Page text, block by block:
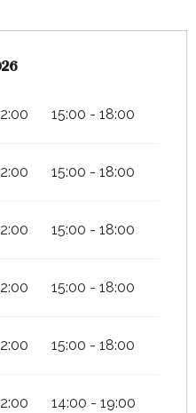
2026
15:00 - 18:00
15:00 - 18:00
15:00 - 18:00
15:00 - 18:00
15:00 - 18:00
14:00 - 19:00